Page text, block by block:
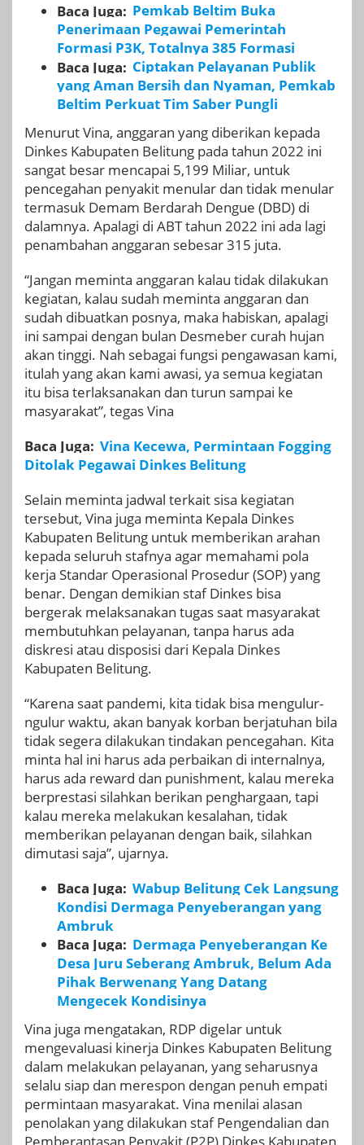
Baca Juga: Pemkab Beltim Buka
Penerimaan Pegawai Pemerintah
Formasi P3K, Totalnya 385 Formasi
Baca Juga: Ciptakan Pelayanan Publik
yang Aman Bersih dan Nyaman, Pemkab
Beltim Perkuat Tim Saber Pungli
Menurut Vina, anggaran yang diberikan kepada
Dinkes Kabupaten Belitung pada tahun 2022 ini
sangat besar mencapai 5,199 Miliar, untuk
pencegahan penyakit menular dan tidak menular
termasuk Demam Berdarah Dengue (DBD) di
dalamnya. Apalagi di ABT tahun 2022 ini ada lagi
penambahan anggaran sebesar 315 juta.
“Jangan meminta anggaran kalau tidak dilakukan
kegiatan, kalau sudah meminta anggaran dan
sudah dibuatkan posnya, maka habiskan, apalagi
ini sampai dengan bulan Desmeber curah hujan
akan tinggi. Nah sebagai fungsi pengawasan kami,
itulah yang akan kami awasi, ya semua kegiatan
itu bisa terlaksanakan dan turun sampai ke
masyarakat”, tegas Vina
Baca Juga: Vina Kecewa, Permintaan Fogging
Ditolak Pegawai Dinkes Belitung
Selain meminta jadwal terkait sisa kegiatan
tersebut, Vina juga meminta Kepala Dinkes
Kabupaten Belitung untuk memberikan arahan
kepada seluruh stafnya agar memahami pola
kerja Standar Operasional Prosedur (SOP) yang
benar. Dengan demikian staf Dinkes bisa
bergerak melaksanakan tugas saat masyarakat
membutuhkan pelayanan, tanpa harus ada
diskresi atau disposisi dari Kepala Dinkes
Kabupaten Belitung.
“Karena saat pandemi, kita tidak bisa mengulur-
ngulur waktu, akan banyak korban berjatuhan bila
tidak segera dilakukan tindakan pencegahan. Kita
minta hal ini harus ada perbaikan di internalnya,
harus ada reward dan punishment, kalau mereka
berprestasi silahkan berikan penghargaan, tapi
kalau mereka melakukan kesalahan, tidak
memberikan pelayanan dengan baik, silahkan
dimutasi saja”, ujarnya.
Baca Juga: Wabup Belitung Cek Langsung
Kondisi Dermaga Penyeberangan yang
Ambruk
Baca Juga: Dermaga Penyeberangan Ke
Desa Juru Seberang Ambruk, Belum Ada
Pihak Berwenang Yang Datang
Mengecek Kondisinya
Vina juga mengatakan, RDP digelar untuk
mengevaluasi kinerja Dinkes Kabupaten Belitung
dalam melakukan pelayanan, yang seharusnya
selalu siap dan merespon dengan penuh empati
permintaan masyarakat. Vina menilai alasan
penolakan yang dilakukan staf Pengendalian dan
Pemberantasan Penyakit (P2P) Dinkes Kabupaten